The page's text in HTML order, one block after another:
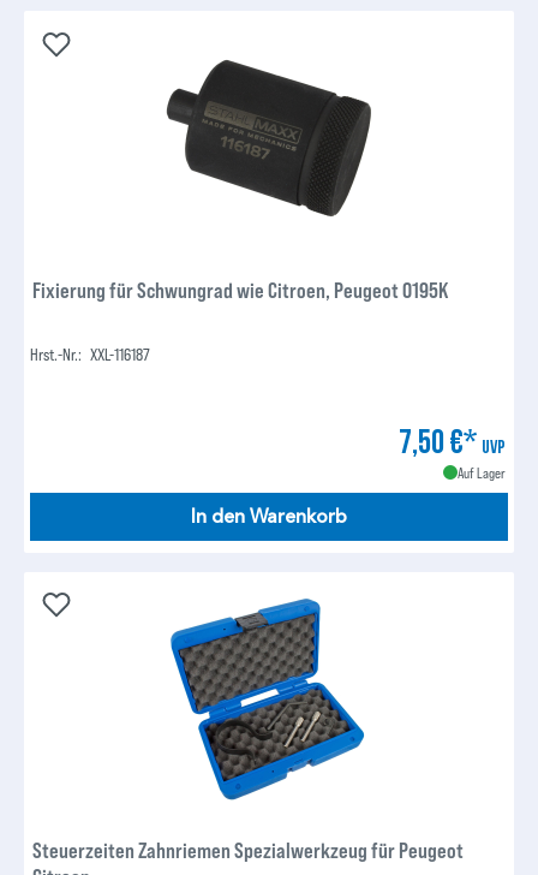
Fixierung für Schwungrad wie Citroen, Peugeot 0195K
Hrst.-Nr.: XXL-116187
7,50 €* UVP
Auf Lager
In den Warenkorb
Steuerzeiten Zahnriemen Spezialwerkzeug für Peugeot